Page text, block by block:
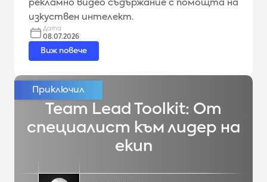
рекламно видео съдържание с помощта на
изкуствен интелект.
Дата
08.07.2026
Виж повече
Team Lead Toolkit: От
специалист към лидер на
екип